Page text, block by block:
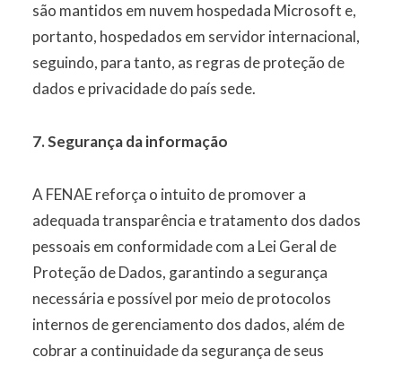
são mantidos em nuvem hospedada Microsoft e,
portanto, hospedados em servidor internacional,
seguindo, para tanto, as regras de proteção de
dados e privacidade do país sede.
7. Segurança da informação
A FENAE reforça o intuito de promover a
adequada transparência e tratamento dos dados
pessoais em conformidade com a Lei Geral de
Proteção de Dados, garantindo a segurança
necessária e possível por meio de protocolos
internos de gerenciamento dos dados, além de
cobrar a continuidade da segurança de seus